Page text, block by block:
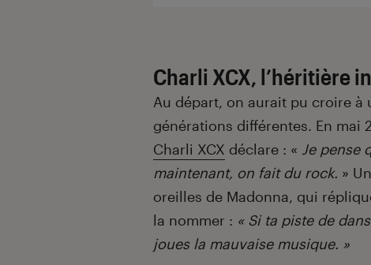
Charli XCX, l’héritière
Au départ, on aurait pu croire
générations différentes. En mai
Charli XCX déclare : « Je pense
maintenant, on fait du rock. »
oreilles de Madonna, qui
la nommer : « Si ta piste de
joues la mauvaise musique. »